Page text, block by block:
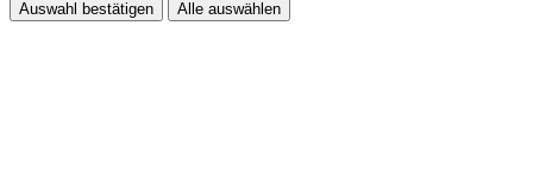
Auswahl bestätigen Alle auswählen